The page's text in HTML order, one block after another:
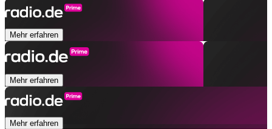
Mehr erfahren
Mehr erfahren
Mehr erfahren